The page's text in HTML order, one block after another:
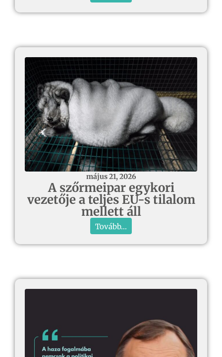
május 21, 2026
A szőrmeipar egykori
vezetője a teljes EU-s tilalom
mellett áll
Tovább...